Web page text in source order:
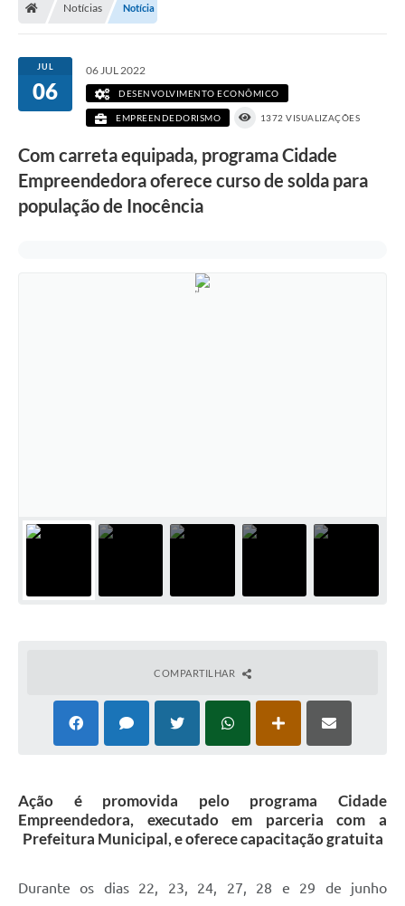
Transparência Pública
Notícias
Legislação
Diário Oficial
Renuncia de Receita
Galeria de Fotos
Perguntas e respostas frequentes
Notícias Notícia
JUL
06
06 JUL 2022
DESENVOLVIMENTO ECONÔMICO
EMPREENDEDORISMO 1372 VISUALIZAÇÕES
Com carreta equipada, programa Cidade
Empreendedora oferece curso de solda para
população de Inocência
COMPARTILHAR
Ação é promovida pelo programa Cidade
Empreendedora, executado em parceria com a
Prefeitura Municipal, e oferece capacitação gratuita
Durante os dias 22, 23, 24, 27, 28 e 29 de junho